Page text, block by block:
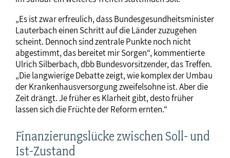
„Es ist zwar erfreulich, dass Bundesgesundheitsminister
Lauterbach einen Schritt auf die Länder zuzugehen
scheint. Dennoch sind zentrale Punkte noch nicht
abgestimmt, das bereitet mir Sorgen“, kommentierte
Ulrich Silberbach, dbb Bundesvorsitzender, das Treffen.
„Die langwierige Debatte zeigt, wie komplex der Umbau
der Krankenhausversorgung zweifelsohne ist. Aber die
Zeit drängt. Je früher es Klarheit gibt, desto früher
lassen sich die Früchte der Reform ernten.“
Finanzierungslücke zwischen Soll- und
Ist-Zustand